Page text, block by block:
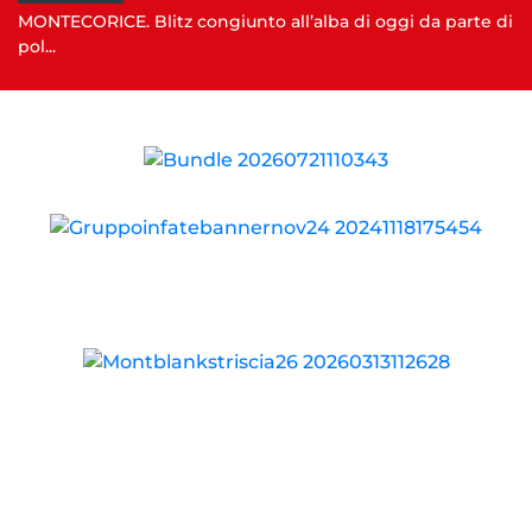
MONTECORICE. Blitz congiunto all’alba di oggi da parte di
pol...